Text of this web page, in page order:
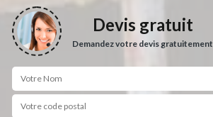
Devis gratuit
Demandez votre devis gratuitement